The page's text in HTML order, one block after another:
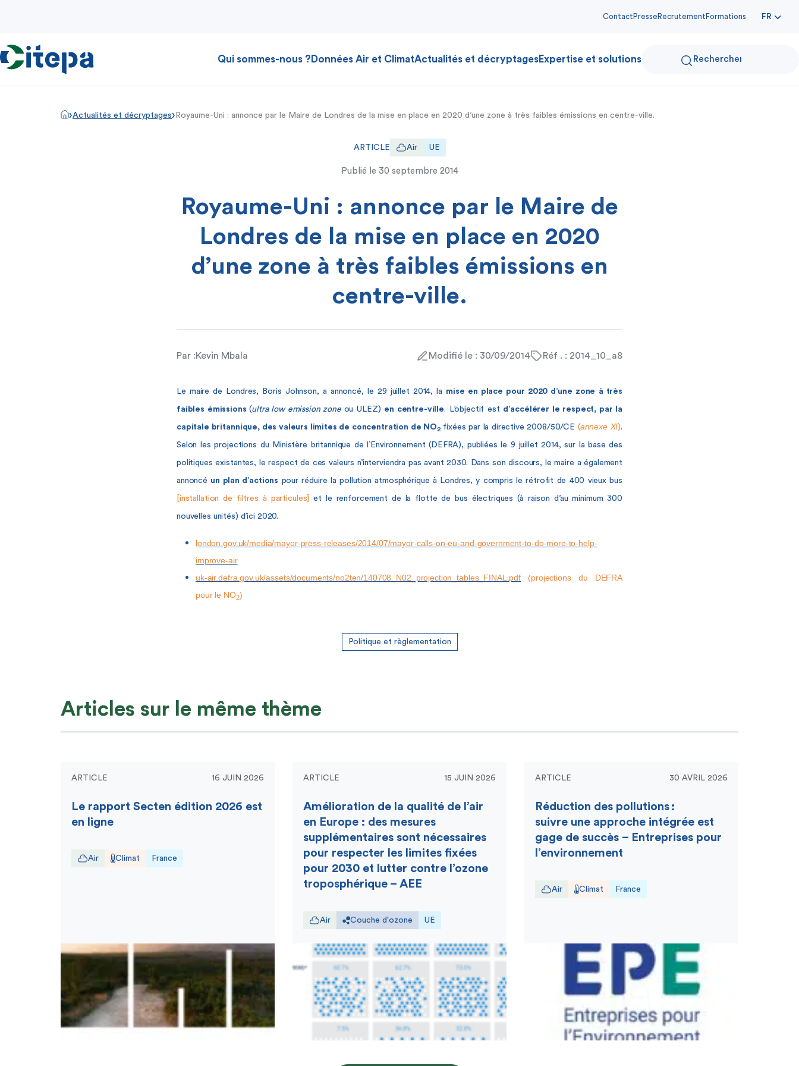
Contact Presse Recrutement Formations FR
Qui sommes-nous ? Données Air et ClimatActualités et décryptagesExpertise et solutions
›Actualités et décryptages› Royaume-Uni : annonce par le Maire de Londres de la mise en place en 2020 d’une zone à très faibles émissions en centre-ville.
ARTICLE Air UE
Publié le 30 septembre 2014
Royaume-Uni : annonce par le Maire de
Londres de la mise en place en 2020
d’une zone à très faibles émissions en
centre-ville.
Par :Kevin Mbala Modifié le : 30/09/2014 Réf . : 2014_10_a8
Le maire de Londres, Boris Johnson, a annoncé, le 29 juillet 2014, la mise en place pour 2020 d’une zone à très
faibles émissions(ultra low emission zone ou ULEZ) en centre-ville. L’objectif est d’accélérer le respect, par la
capitale britannique, des valeurs limites de concentration de NO2 fixées par la directive 2008/50/CE (annexe XI).
Selon les projections du Ministère britannique de l’Environnement (DEFRA), publiées le 9 juillet 2014, sur la base des
politiques existantes, le respect de ces valeurs n’interviendra pas avant 2030. Dans son discours, le maire a également
annoncé un plan d’actions pour réduire la pollution atmosphérique à Londres, y compris le rétrofit de 400 vieux bus
[installation de filtres à particules]et le renforcement de la flotte de bus électriques (à raison d’au minimum 300
nouvelles unités) d’ici 2020.
london.gov.uk/media/mayor-press-releases/2014/07/mayor-calls-on-eu-and-government-to-do-more-to-help-
improve-air
uk-air.defra.gov.uk/assets/documents/no2ten/140708_N02_projection_tables_FINAL.pdf (projections du DEFRA
pour le NO2)
Politique et règlementation
Articles sur le même thème
ARTICLE 16 JUIN 2026
Le rapport Secten édition 2026 est
en ligne
Air Climat France
ARTICLE 15 JUIN 2026
Amélioration de la qualité de l’air
en Europe : des mesures
supplémentaires sont nécessaires
pour respecter les limites fixées
pour 2030 et lutter contre l’ozone
troposphérique – AEE
Air Couche d'ozone UE
ARTICLE 30 AVRIL 2026
Réduction des pollutions :
suivre une approche intégrée est
gage de succès – Entreprises pour
l’environnement
Air Climat France